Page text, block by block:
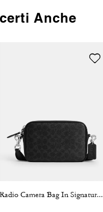
Anche
Radio Camera Bag In Signature Canvas